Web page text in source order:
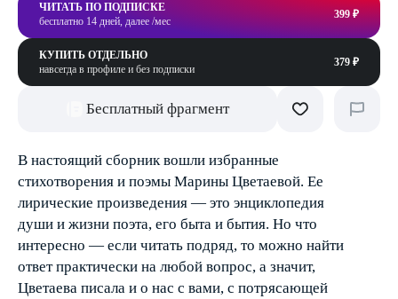
ЧИТАТЬ ПО ПОДПИСКЕ
бесплатно 14 дней, далее /мес
399 ₽
КУПИТЬ ОТДЕЛЬНО
навсегда в профиле и без подписки
379 ₽
Бесплатный фрагмент
В настоящий сборник вошли избранные
стихотворения и поэмы Марины Цветаевой. Ее
лирические произведения — это энциклопедия
души и жизни поэта, его быта и бытия. Но что
интересно — если читать подряд, то можно найти
ответ практически на любой вопрос, а значит,
Цветаева писала и о нас с вами, с потрясающей